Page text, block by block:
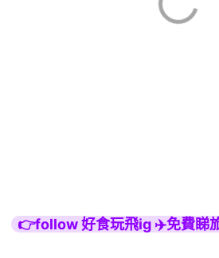
👉follow 好食玩飛ig ✈️免費睇